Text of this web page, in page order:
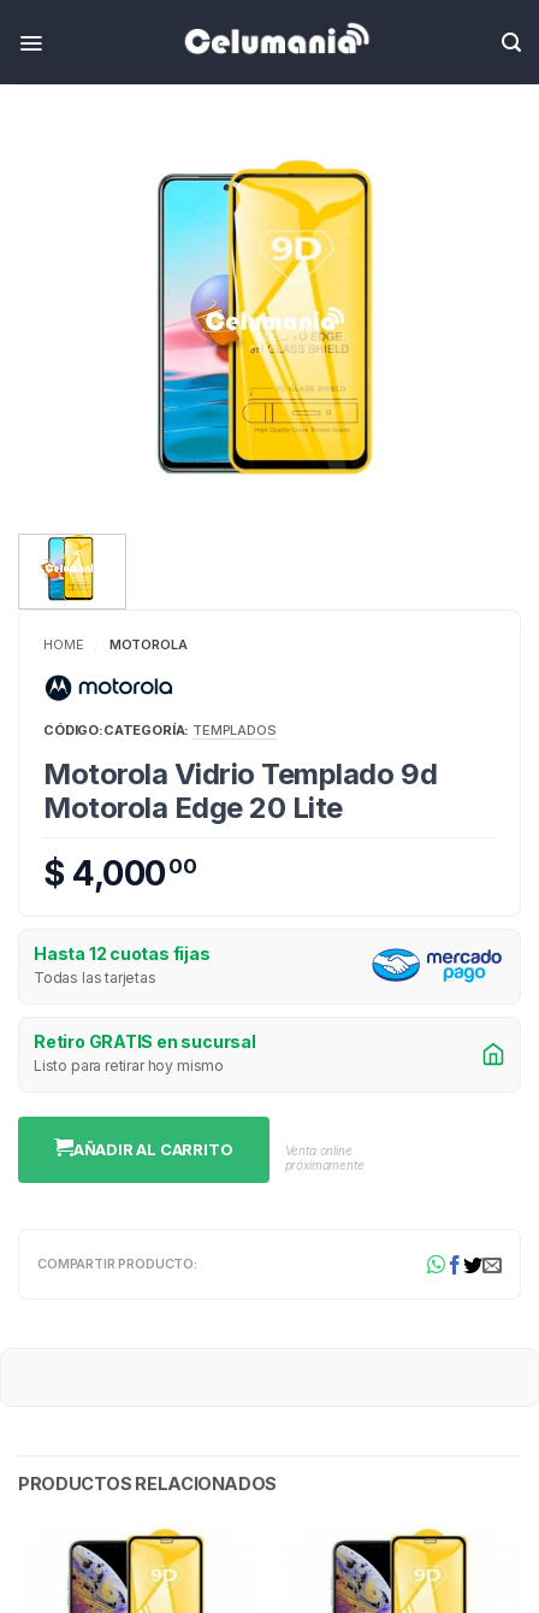
HOME MOTOROLA
CÓDIGO:CATEGORÍA: TEMPLADOS
Motorola Vidrio Templado 9d
Motorola Edge 20 Lite
$ 4,00000
Hasta 12 cuotas fijas
Todas las tarjetas
Retiro GRATIS en sucursal
Listo para retirar hoy mismo
AÑADIR AL CARRITO
Venta online
próximamente
COMPARTIR PRODUCTO:
PRODUCTOS RELACIONADOS